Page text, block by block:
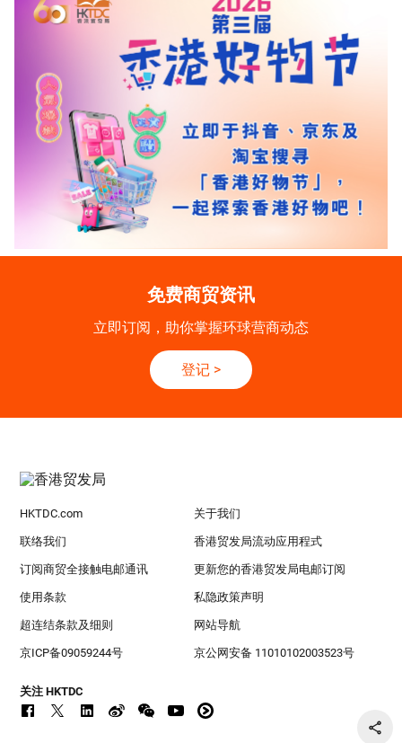
免费商贸资讯
立即订阅，助你掌握环球营商动态
登记 >
HKTDC.com 关于我们
联络我们 香港贸发局流动应用程式
订阅商贸全接触电邮通讯 更新您的香港贸发局电邮订阅
使用条款 私隐政策声明
超连结条款及细则 网站导航
京ICP备09059244号 京公网安备 11010102003523号
关注 HKTDC